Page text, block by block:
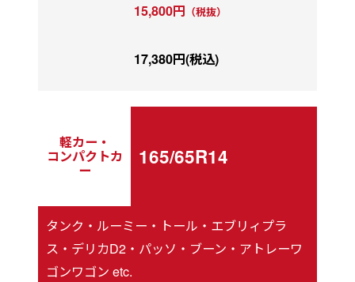
15,800円 （税抜）
17,380円(税込)
軽カー・
コンパクトカ
ー
165/65R14
タンク・ルーミー・トール・エブリィプラ
ス・デリカD2・パッソ・ブーン・アトレーワ
ゴンワゴン etc.